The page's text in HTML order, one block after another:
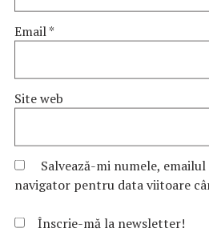
Email*
Site web
Salvează-mi numele,
navigator pentru data viitoare
Înscrie-mă la newsletter!